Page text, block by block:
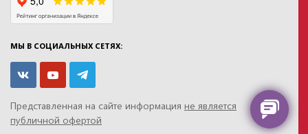
МЫ В СОЦИАЛЬНЫХ СЕТЯХ:
Представленная на сайте информация не является
публичной офертой